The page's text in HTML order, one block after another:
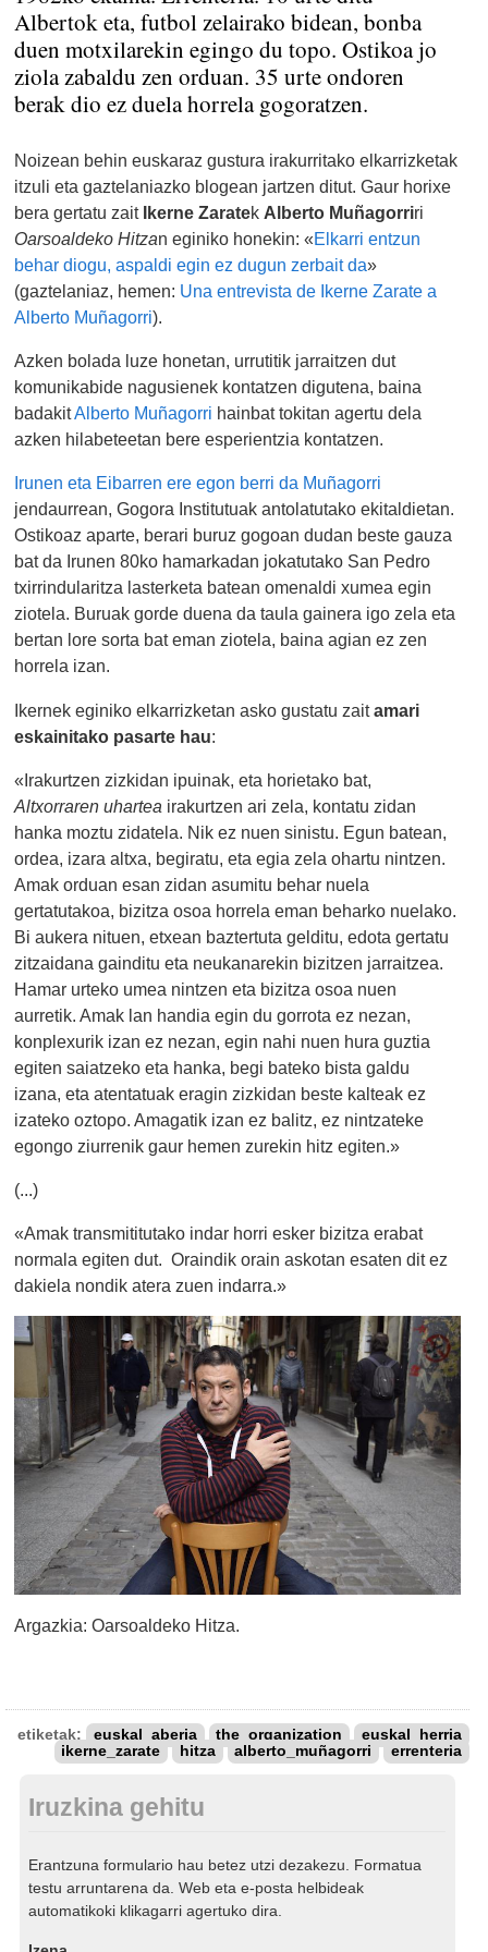
Albertok eta, futbol zelairako bidean, bonba
duen motxilarekin egingo du topo. Ostikoa jo
ziola zabaldu zen orduan. 35 urte ondoren
berak dio ez duela horrela gogoratzen.
Noizean behin euskaraz gustura irakurritako elkarrizketak
itzuli eta gaztelaniazko blogean jartzen ditut. Gaur horixe
bera gertatu zait Ikerne Zaratek Alberto Muñagorriri
Oarsoaldeko Hitzan eginiko honekin: «Elkarri entzun
behar diogu, aspaldi egin ez dugun zerbait da»
(gaztelaniaz, hemen: Una entrevista de Ikerne Zarate a
Alberto Muñagorri).
Azken bolada luze honetan, urrutitik jarraitzen dut
komunikabide nagusienek kontatzen digutena, baina
badakitAlberto Muñagorri hainbat tokitan agertu dela
azken hilabeteetan bere esperientzia kontatzen.
Irunen eta Eibarren ere egon berri da Muñagorri
jendaurrean, Gogora Institutuak antolatutako ekitaldietan.
Ostikoaz aparte, berari buruz gogoan dudan beste gauza
bat da Irunen 80ko hamarkadan jokatutako San Pedro
txirrindularitza lasterketa batean omenaldi xumea egin
ziotela. Buruak gorde duena da taula gainera igo zela eta
bertan lore sorta bat eman ziotela, baina agian ez zen
horrela izan.
Ikernek eginiko elkarrizketan asko gustatu zaitamari
eskainitako pasarte hau:
«Irakurtzen zizkidan ipuinak, eta horietako bat,
Altxorraren uhartea irakurtzen ari zela, kontatu zidan
hanka moztu zidatela. Nik ez nuen sinistu. Egun batean,
ordea, izara altxa, begiratu, eta egia zela ohartu nintzen.
Amak orduan esan zidan asumitu behar nuela
gertatutakoa, bizitza osoa horrela eman beharko nuelako.
Bi aukera nituen, etxean baztertuta gelditu, edota gertatu
zitzaidana gainditu eta neukanarekin bizitzen jarraitzea.
Hamar urteko umea nintzen eta bizitza osoa nuen
aurretik. Amak lan handia egin du gorrota ez nezan,
konplexurik izan ez nezan, egin nahi nuen hura guztia
egiten saiatzeko eta hanka, begi bateko bista galdu
izana, eta atentatuak eragin zizkidan beste kalteak ez
izateko oztopo. Amagatik izan ez balitz, ez nintzateke
egongo ziurrenik gaur hemen zurekin hitz egiten.»
(...)
«Amak transmititutako indar horri esker bizitza erabat
normala egiten dut. Oraindik orain askotan esaten dit ez
dakiela nondik atera zuen indarra.»
Argazkia: Oarsoaldeko Hitza.
etiketak: euskal_aberia the_organization
euskal_herria
ikerne_zarate
hitza alberto_muñagorri errenteria
Iruzkina gehitu
Erantzuna formulario hau betez utzi dezakezu. Formatua
testu arruntarena da. Web eta e-posta helbideak
automatikoki klikagarri agertuko dira.